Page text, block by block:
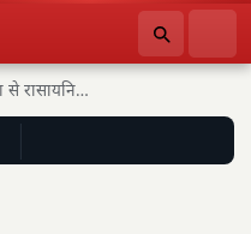
रायपुर : किसानों को सुगमता से रासायनिक उर्वरकों…